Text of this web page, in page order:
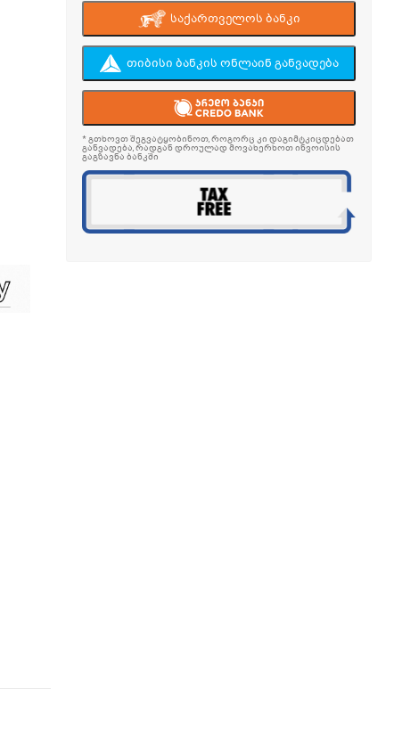
საქართველოს ბანკი
თიბისი ბანკის ონლაინ განვადება
* გთხოვთ შეგვატყობინოთ, როგორც კი დაგიმტკიცდებათ
განვადება, რადგან დროულად მოვახერხოთ ინვოისის
გაგზავნა ბანკში